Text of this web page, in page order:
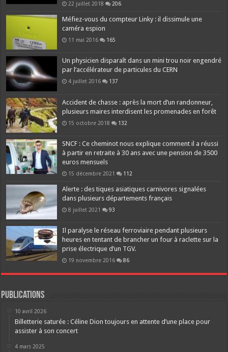
22 juillet 2018 206
Méfiez-vous du compteur Linky : il dissimule une
caméra espion
11 mai 2016 165
Un physicien disparaît dans un mini trou noir engendré
par l’accélérateur de particules du CERN
4 juillet 2016 137
Accident de chasse : après la mort d’un randonneur,
plusieurs maires interdisent les promenades en forêt
15 octobre 2018 132
SNCF : Ce cheminot nous explique comment il a réussi
à partir en retraite à 30 ans avec une pension de 3500
euros mensuels
15 décembre 2021 112
Alerte : des tiques asiatiques carnivores signalées
dans plusieurs départements français
8 juillet 2021 93
Il paralyse le réseau ferroviaire pendant plusieurs
heures en tentant de brancher un four à raclette sur la
prise électrique d’un TGV.
19 novembre 2016 86
Publications
10 avril 2026
Billetterie saturée : Céline Dion toujours en attente d’une place pour
assister à son concert
4 mars 2025